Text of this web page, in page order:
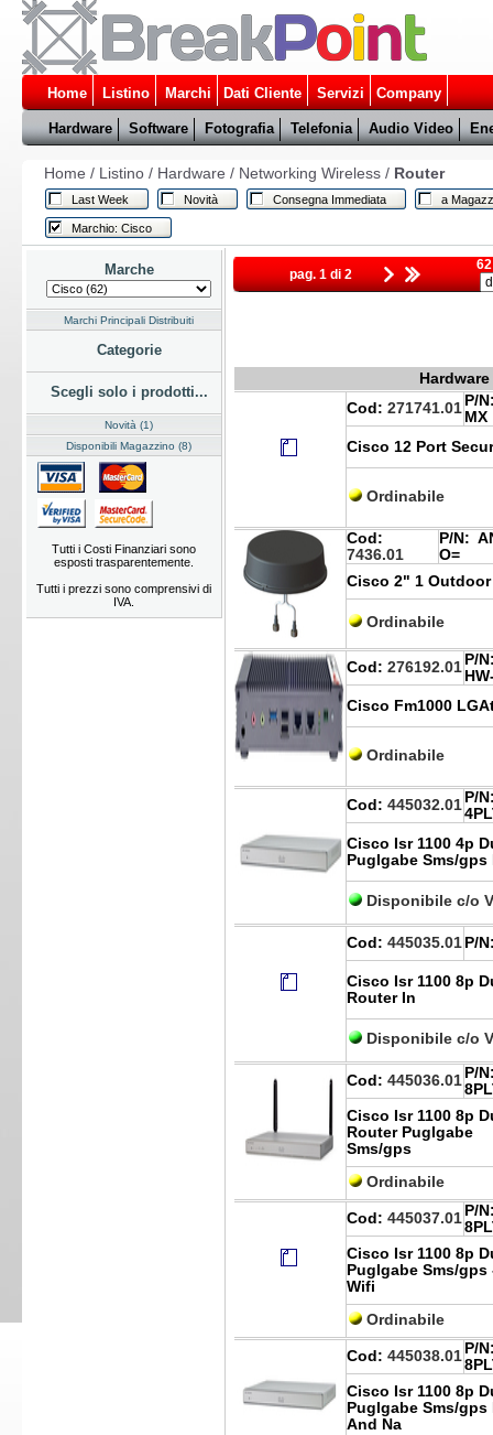
Home Listino Marchi Dati Cliente Servizi Company
Hardware Software Fotografia Telefonia Audio Video
Home / Listino/ Hardware / Networking Wireless/ Router
Last Week Novità Consegna Immediata a
Marchio: Cisco
Marche
Marchi Principali Distribuiti
Categorie
Scegli solo i prodotti...
Novità (1)
Disponibili Magazzino (8)
Tutti i Costi Finanziari sono
esposti trasparentemente.
Tutti i prezzi sono comprensivi di
IVA.
pag. 1 di 2
Cod: 271741.01 P/
MX
Cisco 12 Port
Ordinabile
Cod:
7436.01
P/N:
O=
Cisco 2" 1
Ordinabile
Cod: 276192.01 P/
Cisco Fm1000
Ordinabile
Cod: 445032.01 P/
Cisco Isr 1100 4p
Puglgabe Sms/gps
Disponibile c/o
Cod: 445035.01 P/
Cisco Isr 1100 8p
Router In
Disponibile c/o
Cod: 445036.01 P/
Cisco Isr 1100 8p
Router Puglgabe
Sms/gps
Ordinabile
Cod: 445037.01 P/
Cisco Isr 1100 8p
Puglgabe Sms/gps
Wifi
Ordinabile
Cod: 445038.01 P/
Cisco Isr 1100 8p
Puglgabe Sms/gps
And Na